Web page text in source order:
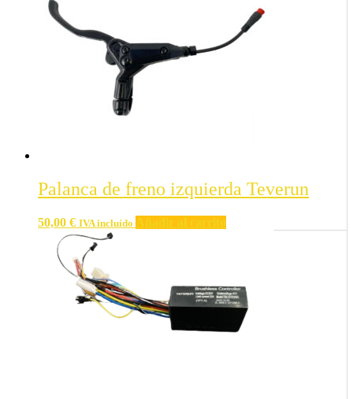
Palanca de freno izquierda Teverun
50,00 € IVA incluído